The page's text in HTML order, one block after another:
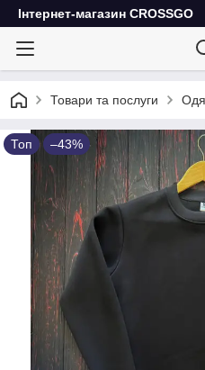
Інтернет-магазин CROSSGO
Товари та послуги
Топ –43%